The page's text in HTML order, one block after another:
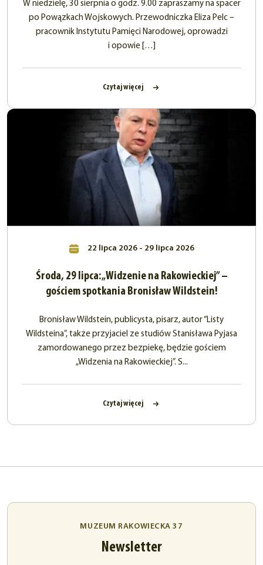
W niedzielę, 30 sierpnia o godz. 9.00 zapraszamy na spacer
po Powązkach Wojskowych. Przewodniczka Eliza Pelc –
pracownik Instytutu Pamięci Narodowej, oprowadzi
i opowie […]
Czytaj więcej
22 lipca 2026 - 29 lipca 2026
Środa, 29 lipca: „Widzenie na Rakowieckiej” –
gościem spotkania Bronisław Wildstein!
Bronisław Wildstein, publicysta, pisarz, autor “Listy
Wildsteina”, także przyjaciel ze studiów Stanisława Pyjasa
zamordowanego przez bezpiekę, będzie gościem
„Widzenia na Rakowieckiej”. S...
Czytaj więcej
MUZEUM RAKOWIECKA 37
Newsletter